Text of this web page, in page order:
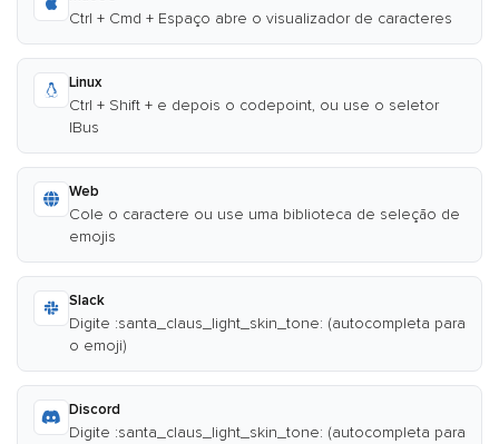
Ctrl + Cmd + Espaço abre o visualizador de caracteres
Linux
Ctrl + Shift + e depois o codepoint, ou use o seletor
IBus
Web
Cole o caractere ou use uma biblioteca de seleção de
emojis
Slack
Digite :santa_claus_light_skin_tone: (autocompleta para
o emoji)
Discord
Digite :santa_claus_light_skin_tone: (autocompleta para